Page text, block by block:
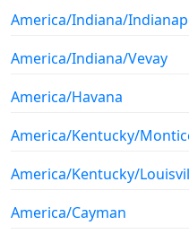
America/Indiana/
America/Indiana/Vevay
America/Havana
America/Kentucky/
America/Kentucky/
America/Cayman